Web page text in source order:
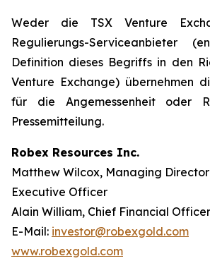
Weder die TSX Venture
Regulierungs-Serviceanbieter
Definition dieses Begriffs in den
Venture Exchange) übernehmen
für die Angemessenheit oder
Pressemitteilung.
Robex Resources Inc.
Matthew Wilcox, Managing
Executive Officer
Alain William, Chief Financial Officer
E-Mail: investor@robexgold.com
www.robexgold.com